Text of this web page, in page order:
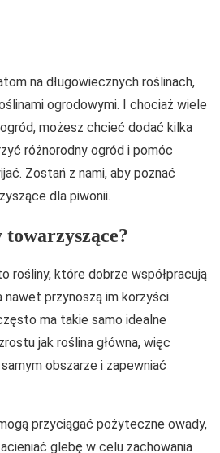
na długowiecznych roślinach,
ogrodowymi. I chociaż wiele
możesz chcieć dodać kilka
różnorodny ogród i pomóc
Zostań z nami, aby poznać
dla piwonii.
rośliny, które dobrze współpracują
nawet przynoszą im korzyści.
ma takie samo idealne
jak roślina główna, więc
obszarze i zapewniać
przyciągać pożyteczne owady,
glebę w celu zachowania